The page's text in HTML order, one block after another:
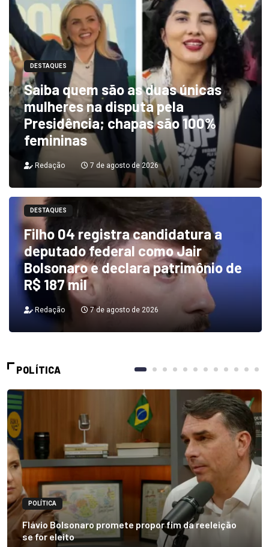
DESTAQUES
Saiba quem são as duas únicas
mulheres na disputa pela
Presidência; chapas são 100%
femininas
Redação 7 de agosto de 2026
DESTAQUES
Filho 04 registra candidatura a
deputado federal como Jair
Bolsonaro e declara patrimônio de
R$ 187 mil
Redação 7 de agosto de 2026
POLÍTICA
POLÍTICA
Flávio Bolsonaro promete propor fim da reeleição
se for eleito